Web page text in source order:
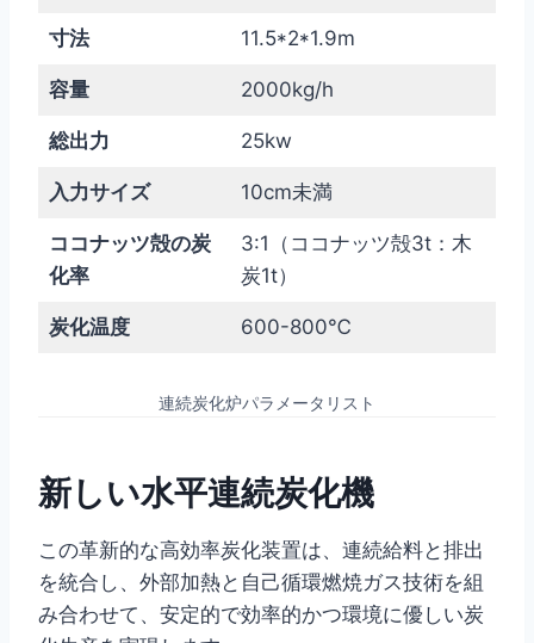
寸法 11.5*2*1.9m
容量 2000kg/h
総出力 25kw
入力サイズ 10cm未満
ココナッツ殻の炭
化率
3:1（ココナッツ殻3t：木
炭1t）
炭化温度 600-800℃
連続炭化炉パラメータリスト
新しい水平連続炭化機
この革新的な高効率炭化装置は、連続給料と排出
を統合し、外部加熱と自己循環燃焼ガス技術を組
み合わせて、安定的で効率的かつ環境に優しい炭